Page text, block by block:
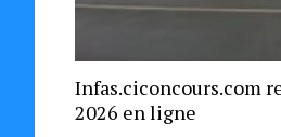
Infas.ciconcours.com
2026 en ligne